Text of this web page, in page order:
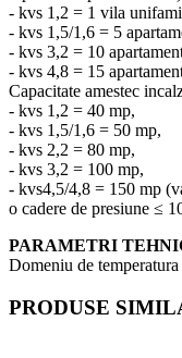
- kvs 1,2 = 1 vila
- kvs 1,5/1,6 = 5
- kvs 3,2 = 10
- kvs 4,8 = 15
Capacitate amestec
- kvs 1,2 = 40 mp,
- kvs 1,5/1,6 = 50 mp,
- kvs 2,2 = 80 mp,
- kvs 3,2 = 100 mp,
- kvs4,5/4,8 = 150 mp
o cadere de presiune ≤
PARAMETRI
Domeniu de
PRODUSE